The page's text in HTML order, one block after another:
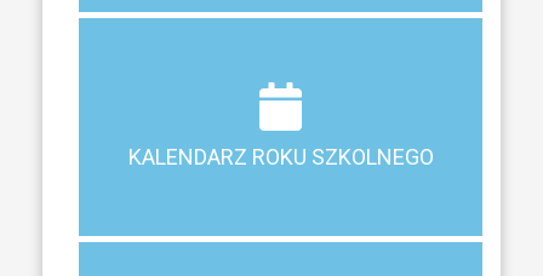
KALENDARZ ROKU SZKOLNEGO
KALENDARZ ROKU SZKOLNEGO
Terminy ferii, matur, zebrań i klasyfikacji